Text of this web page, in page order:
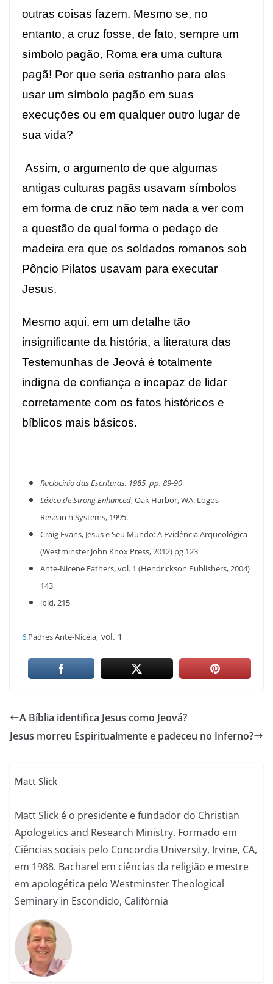
outras coisas fazem. Mesmo se, no
entanto, a cruz fosse, de fato, sempre um
símbolo pagão, Roma era uma cultura
pagã! Por que seria estranho para eles
usar um símbolo pagão em suas
execuções ou em qualquer outro lugar de
sua vida?
Assim, o argumento de que algumas
antigas culturas pagãs usavam símbolos
em forma de cruz não tem nada a ver com
a questão de qual forma o pedaço de
madeira era que os soldados romanos sob
Pôncio Pilatos usavam para executar
Jesus.
Mesmo aqui, em um detalhe tão
insignificante da história, a literatura das
Testemunhas de Jeová é totalmente
indigna de confiança e incapaz de lidar
corretamente com os fatos históricos e
bíblicos mais básicos.
Raciocínio das Escrituras, 1985, pp. 89-90
Léxico de Strong Enhanced, Oak Harbor, WA: Logos
Research Systems, 1995.
Craig Evans, Jesus e Seu Mundo: A Evidência Arqueológica
(Westminster John Knox Press, 2012) pg 123
Ante-Nicene Fathers, vol. 1 (Hendrickson Publishers, 2004)
143
ibid, 215
6.Padres Ante-Nicéia, vol. 1
A Bíblia identifica Jesus como Jeová?
Jesus morreu Espiritualmente e padeceu no Inferno?
Matt Slick
Matt Slick é o presidente e fundador do Christian
Apologetics and Research Ministry. Formado em
Ciências sociais pelo Concordia University, Irvine, CA,
em 1988. Bacharel em ciências da religião e mestre
em apologética pelo Westminster Theological
Seminary in Escondido, Califórnia